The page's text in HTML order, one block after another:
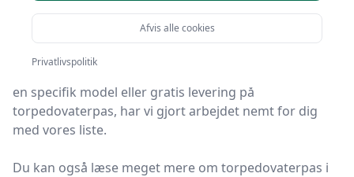
har samlet 3 top-produkter, så du hurtigt kan vælge
det bedste.
Hvad enten du leder efter kvalitet, et prisvenligt valg,
en specifik model eller gratis levering på
torpedovaterpas, har vi gjort arbejdet nemt for dig
med vores liste.
Du kan også læse meget mere om torpedovaterpas i
Afvis alle cookies
Privatlivspolitik